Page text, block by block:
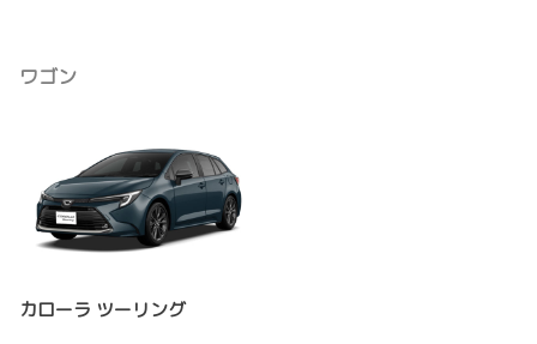
ワゴン
カローラ ツーリング